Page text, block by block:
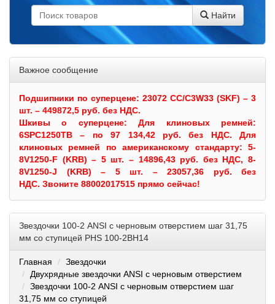
Найти
Важное сообщение
Подшипники по суперцене: 23072 CC/C3W33 (SKF) – 3
шт. – 449872,5 руб. без НДС.
Шкивыо суперцене:Для клиновых ремней:
6SPC1250TB – по 97 134,42 руб. без НДС. Для
клиновых ремней по американскому стандарту: 5-
8V1250-F (KRB) – 5 шт. – 14896,43 руб. без НДС, 8-
8V1250-J (KRB) – 5 шт. – 23057,36 руб. без
НДС. Звоните 88002017515 прямо сейчас!
Звездочки 100-2 ANSI с черновым отверстием шаг 31,75
мм со ступицей PHS 100-2BH14
Главная
Звездочки
Двухрядные звездочки ANSI с черновым отверстием
Звездочки 100-2 ANSI с черновым отверстием шаг
31,75 мм со ступицей